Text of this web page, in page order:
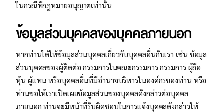
ในกรณีที่กฎหมายอนุญาตเท่านั้น
ข้อมูลส่วนบุคคลของบุคคลภายนอก
หากท่านได้ให้ข้อมูลส่วนบุคคลเกี่ยวกับบุคคลอื่นกับเรา เช่น ข้อมูล
ส่วนบุคคลของผู้ติดต่อ กรรมการในคณะกรรมการ กรรมการ ผู้ถือ
หุ้น ผู้แทน หรือบุคคลอื่นที่มีอํานาจบริหารในองค์กรของท่าน หรือ
ท่านขอให้เราเปิดเผยข้อมูลส่วนของบุคคลดังกล่าวต่อบุคคล
ภายนอก ท่านจะมีหน้าที่รับผิดชอบในการแจ้งบุคคลดังกล่าวให้